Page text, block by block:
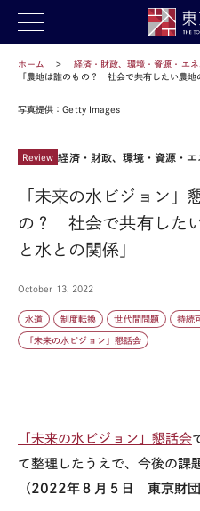
ホーム 経済・財政、環境・資源・エネ
「農地は誰のもの？ 社会で共有したい農地
写真提供：Getty Images
Review 経済・財政、環境・資源・エ
「未来の水ビジョン」
の？ 社会で共有した
と水との関係」
October 13, 2022
水道 制度転換 世代間問題 持続
「未来の水ビジョン」懇話会
「未来の水ビジョン」懇話会
て整理したうえで、今後の課
（ 2022年８月５日 東京財団